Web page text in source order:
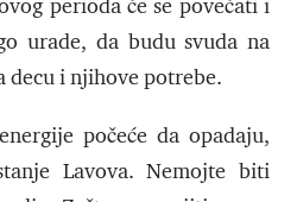
perioda će se povećati i
urade, da budu svuda na
decu i njihove potrebe.
počeće da opadaju,
Lavova. Nemojte biti